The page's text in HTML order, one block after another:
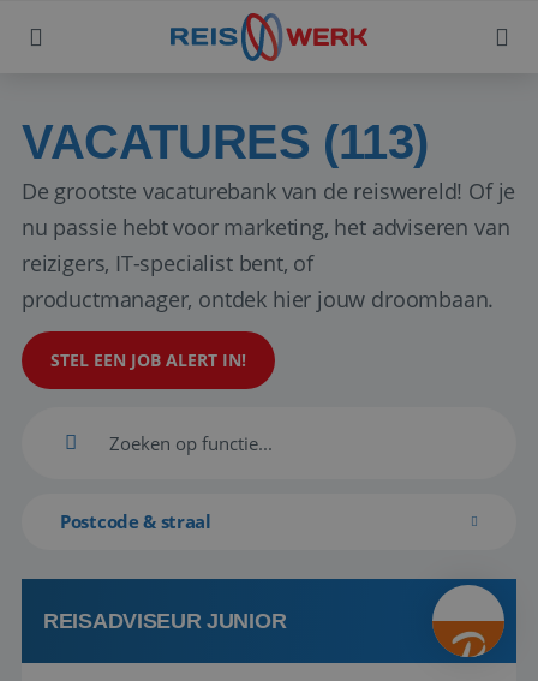
VACATURES (113)
De grootste vacaturebank van de reiswereld! Of je
nu passie hebt voor marketing, het adviseren van
reizigers, IT-specialist bent, of
productmanager, ontdek hier jouw droombaan.
STEL EEN JOB ALERT IN!
Postcode & straal
REISADVISEUR JUNIOR